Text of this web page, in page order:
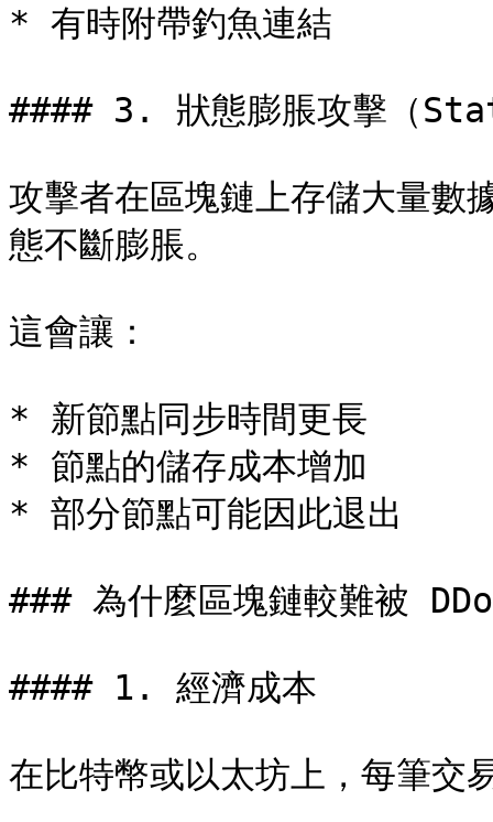
* 有時附帶釣魚連結
#### 3. 狀態膨脹攻擊（
攻擊者在區塊鏈上存儲大量數
態不斷膨脹。
這會讓：
* 新節點同步時間更長
* 節點的儲存成本增加
* 部分節點可能因此退出
### 為什麼區塊鏈較難被
#### 1. 經濟成本
在比特幣或以太坊上，每筆交